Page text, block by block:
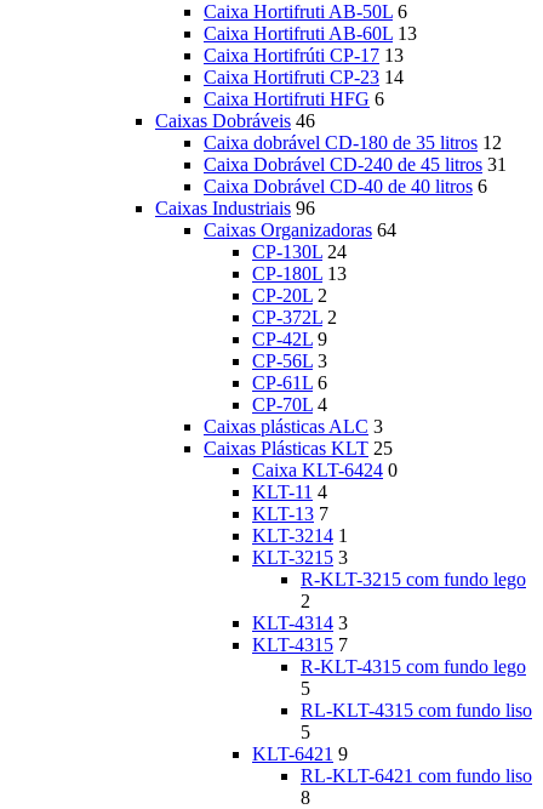
Caixa Hortifruti AB-50L 6
Caixa Hortifruti AB-60L 13
Caixa Hortifrúti CP-17 13
Caixa Hortifruti CP-23 14
Caixa Hortifruti HFG 6
Caixas Dobráveis 46
Caixa dobrável CD-180 de 35 litros 12
Caixa Dobrável CD-240 de 45 litros 31
Caixa Dobrável CD-40 de 40 litros 6
Caixas Industriais 96
Caixas Organizadoras 64
CP-130L 24
CP-180L 13
CP-20L 2
CP-372L 2
CP-42L 9
CP-56L 3
CP-61L 6
CP-70L 4
Caixas plásticas ALC 3
Caixas Plásticas KLT 25
Caixa KLT-6424 0
KLT-11 4
KLT-13 7
KLT-3214 1
KLT-3215 3
R-KLT-3215 com fundo lego
2
KLT-4314 3
KLT-4315 7
R-KLT-4315 com fundo lego
5
RL-KLT-4315 com fundo liso
5
KLT-6421 9
RL-KLT-6421 com fundo liso
8